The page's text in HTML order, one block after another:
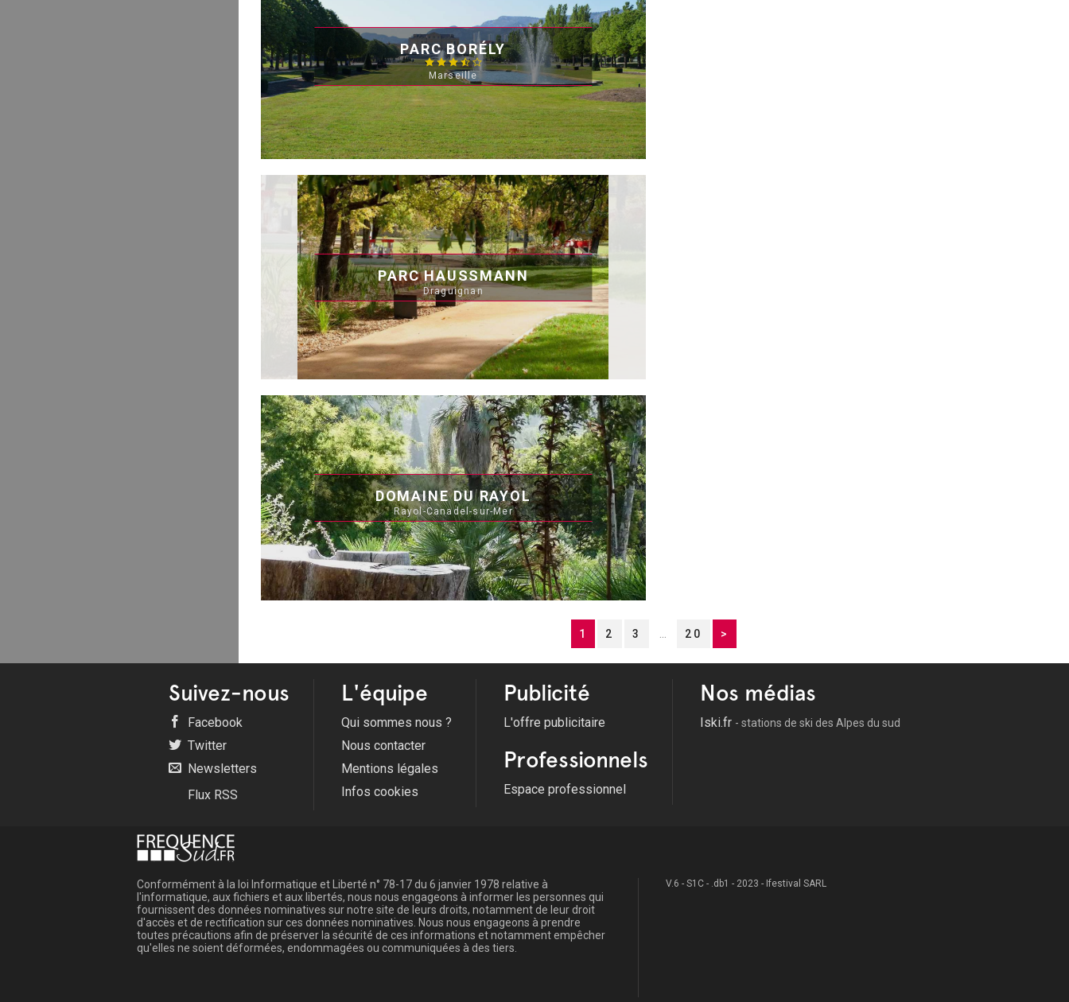
PARC BORÉLY
Marseille
PARC HAUSSMANN
Draguignan
DOMAINE DU RAYOL
Rayol-Canadel-sur-Mer
1 2 3 ... 20 >
Suivez-nous
Facebook
Twitter
Newsletters
Flux RSS
L'équipe
Qui sommes nous ?
Nous contacter
Mentions légales
Infos cookies
Publicité
L'offre publicitaire
Professionnels
Espace professionnel
Nos médias
Iski.fr - stations de ski des Alpes du sud
Conformément à la loi Informatique et Liberté n° 78-17 du 6 janvier 1978 relative à
l'informatique, aux fichiers et aux libertés, nous nous engageons à informer les personnes qui
fournissent des données nominatives sur notre site de leurs droits, notamment de leur droit
d'accès et de rectification sur ces données nominatives. Nous nous engageons à prendre
toutes précautions afin de préserver la sécurité de ces informations et notamment empêcher
qu'elles ne soient déformées, endommagées ou communiquées à des tiers.
V.6 - S1C - .db1 - 2023 - Ifestival SARL